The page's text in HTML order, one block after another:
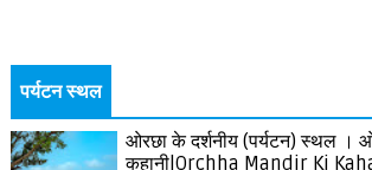
पर्यटन स्थल
ओरछा के दर्शनीय (पर्यटन) स्थल ।
कहानी|Orchha Mandir Ki